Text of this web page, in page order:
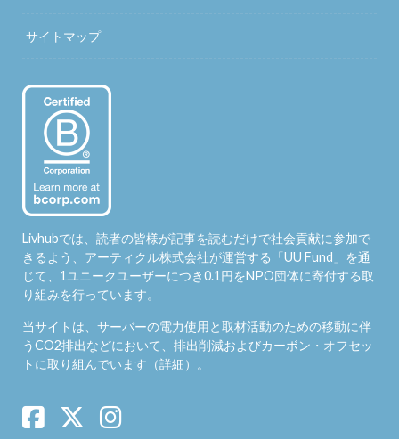
サイトマップ
Livhubでは、読者の皆様が記事を読むだけで社会貢献に参加で
きるよう、アーティクル株式会社が運営する「UU Fund 」を通
じて、1ユニークユーザーにつき0.1円をNPO団体に寄付する取
り組みを行っています。
当サイトは、サーバーの電力使用と取材活動のための移動に伴
うCO2排出などにおいて、排出削減およびカーボン・オフセッ
トに取り組んでいます（詳細）。